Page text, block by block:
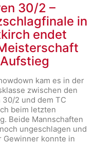
30/2 –
in
endet
kam es in der
zwischen den
30/2 und dem TC
beim letzten
Beide Mannschaften
ungeschlagen und
Gewinner konnte in